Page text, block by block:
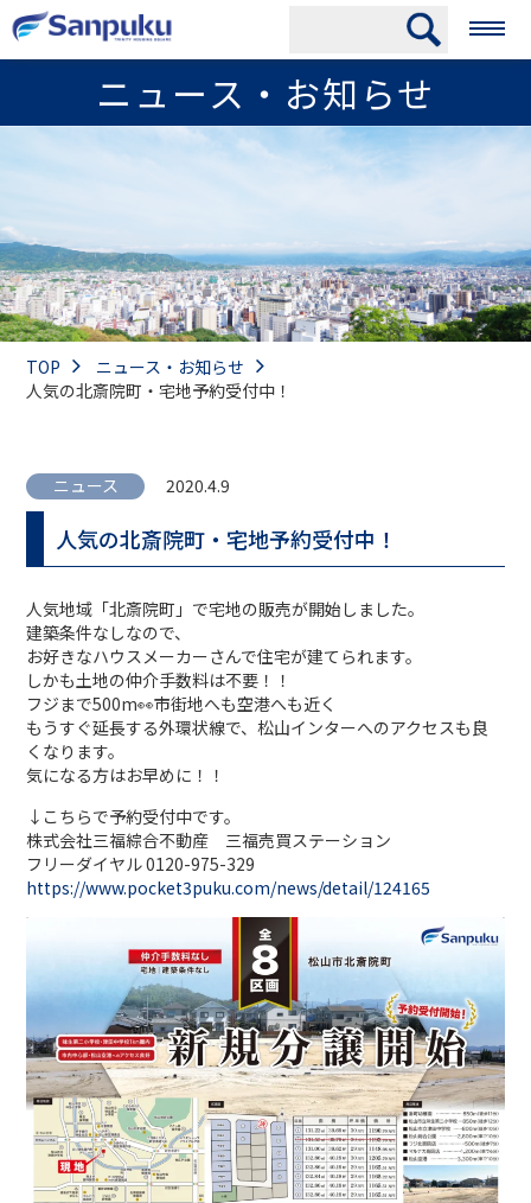
ニュース・お知らせ
TOP
ニュース・お知らせ
人気の北斎院町・宅地予約受付中！
ニュース 2020.4.9
人気の北斎院町・宅地予約受付中！
人気地域「北斎院町」で宅地の販売が開始しました。
建築条件なしなので、
お好きなハウスメーカーさんで住宅が建てられます。
しかも土地の仲介手数料は不要！！
フジまで500m👀市街地へも空港へも近く
もうすぐ延長する外環状線で、松山インターへのアクセスも良
くなります。
気になる方はお早めに！！
↓こちらで予約受付中です。
株式会社三福綜合不動産 三福売買ステーション
フリーダイヤル 0120-975-329
https://www.pocket3puku.com/news/detail/124165